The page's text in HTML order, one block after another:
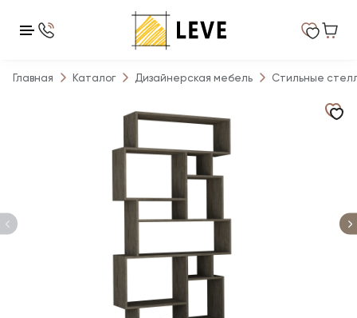
Главная Каталог Дизайнерская мебель Стильные